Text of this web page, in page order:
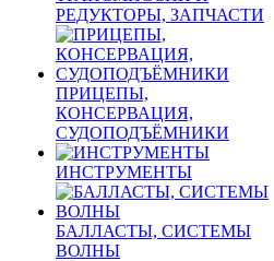
РЕДУКТОРЫ, ЗАПЧАСТИ
ПРИЦЕПЫ,
КОНСЕРВАЦИЯ,
СУДОПОДЪЁМНИКИ
ИНСТРУМЕНТЫ
БАЛЛАСТЫ, СИСТЕМЫ
ВОЛНЫ